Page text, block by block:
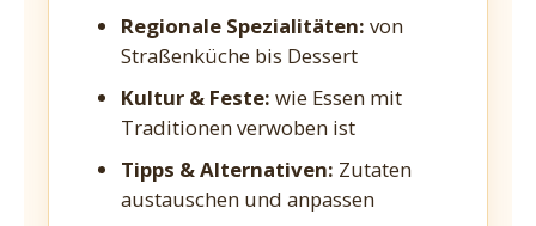
Regionale Spezialitäten: von
Straßenküche bis Dessert
Kultur & Feste: wie Essen mit
Traditionen verwoben ist
Tipps & Alternativen: Zutaten
austauschen und anpassen